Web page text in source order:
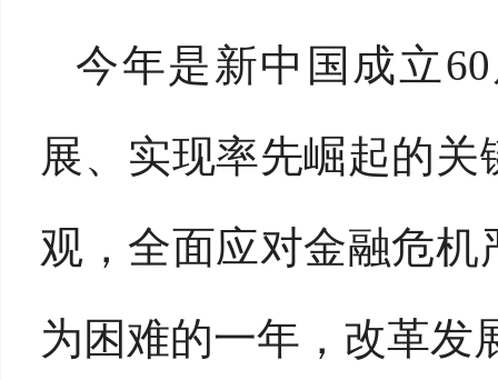
今年是新中国成立
展、实现率先崛起的
观，全面应对金融危
为困难的一年，改革发